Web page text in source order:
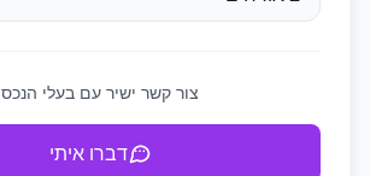
צור קשר ישיר עם בעלי הנכס
דברו איתי